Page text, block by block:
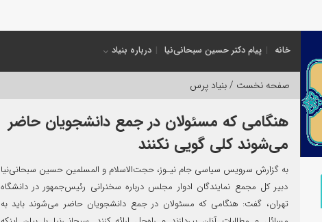
خانه پیام دکتر حسین سبحانی‌نیا درباره بنیاد
صفحه نخست /بنیاد پرس
هنگامی که مسئولان در جمع دانشجویان حاضر
می‌شوند کلی گویی نکنند
به گزارش سرویس سیاسی جام نیـوز، حجت‌الاسلام و المسلمین حسین سبحانی‌نیا
دبیر کل مجمع نمایندگان ادوار مجلس درباره سخنرانی رئیس‌جمهور در دانشگاه
تهران، گفت: هنگامی که مسئولان در جمع دانشجویان حاضر می‌شوند باید به